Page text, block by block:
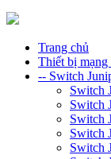
Trang chủ
Thiết bị mạng
-- Switch
Switch
Switch
Switch
Switch
Switch